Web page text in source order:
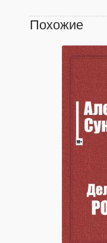
Похожие